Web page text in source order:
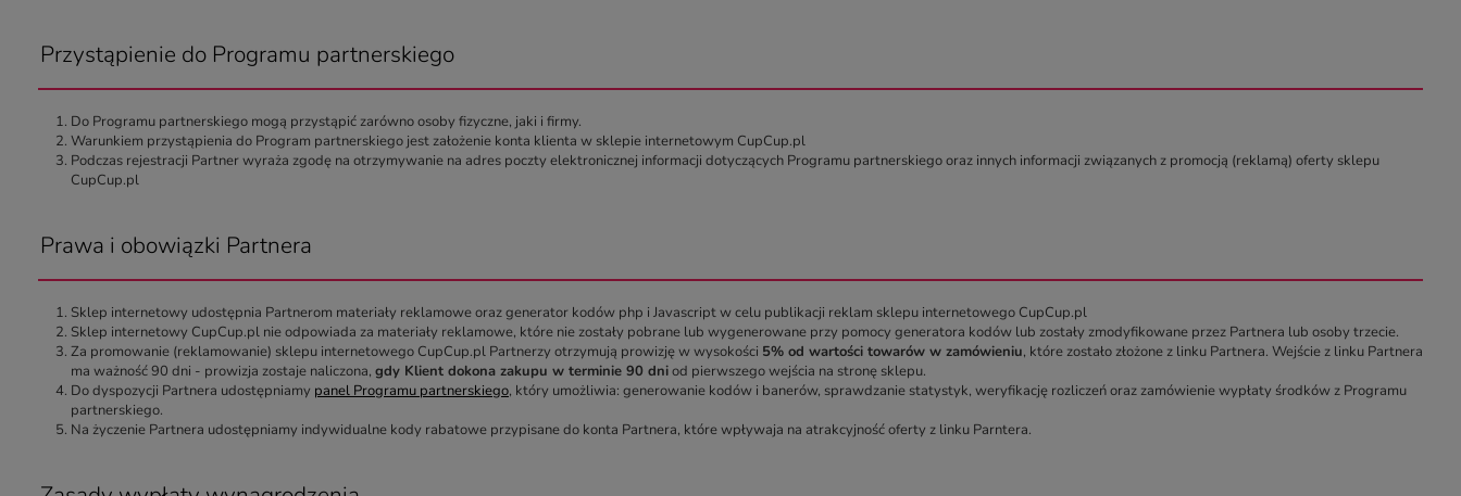
Przystąpienie do Programu partnerskiego
Do Programu partnerskiego mogą przystąpić zarówno osoby fizyczne, jaki i firmy.
Warunkiem przystąpienia do Program partnerskiego jest założenie konta klienta w sklepie internetowym CupCup.pl
Podczas rejestracji Partner wyraża zgodę na otrzymywanie na adres poczty elektronicznej informacji dotyczących Programu partnerskiego oraz innych informacji związanych z promocją (reklamą) oferty sklepu
CupCup.pl
Prawa i obowiązki Partnera
Sklep internetowy udostępnia Partnerom materiały reklamowe oraz generator kodów php i Javascript w celu publikacji reklam sklepu internetowego CupCup.pl
Sklep internetowy CupCup.pl nie odpowiada za materiały reklamowe, które nie zostały pobrane lub wygenerowane przy pomocy generatora kodów lub zostały zmodyfikowane przez Partnera lub osoby trzecie.
Za promowanie (reklamowanie) sklepu internetowego CupCup.pl Partnerzy otrzymują prowizję w wysokości 5% od wartości towarów w zamówieniu, które zostało złożone z linku Partnera. Wejście z linku Partnera
ma ważność 90 dni - prowizja zostaje naliczona, gdy Klient dokona zakupu w terminie 90 dniod pierwszego wejścia na stronę sklepu.
Do dyspozycji Partnera udostępniamy panel Programu partnerskiego, który umożliwia: generowanie kodów i banerów, sprawdzanie statystyk, weryfikację rozliczeń oraz zamówienie wypłaty środków z Programu
partnerskiego.
Na życzenie Partnera udostępniamy indywidualne kody rabatowe przypisane do konta Partnera, które wpływaja na atrakcyjność oferty z linku Parntera.